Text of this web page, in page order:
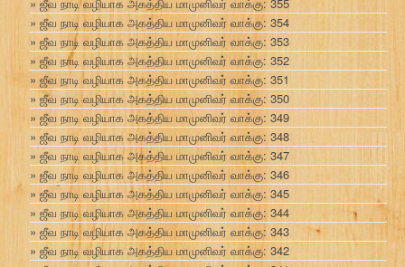
ஜீவ நாடி வழியாக அகத்திய மாமுனிவர் வாக்கு: 354
ஜீவ நாடி வழியாக அகத்திய மாமுனிவர் வாக்கு: 353
ஜீவ நாடி வழியாக அகத்திய மாமுனிவர் வாக்கு: 352
ஜீவ நாடி வழியாக அகத்திய மாமுனிவர் வாக்கு: 351
ஜீவ நாடி வழியாக அகத்திய மாமுனிவர் வாக்கு: 350
ஜீவ நாடி வழியாக அகத்திய மாமுனிவர் வாக்கு: 349
ஜீவ நாடி வழியாக அகத்திய மாமுனிவர் வாக்கு: 348
ஜீவ நாடி வழியாக அகத்திய மாமுனிவர் வாக்கு: 347
ஜீவ நாடி வழியாக அகத்திய மாமுனிவர் வாக்கு: 346
ஜீவ நாடி வழியாக அகத்திய மாமுனிவர் வாக்கு: 345
ஜீவ நாடி வழியாக அகத்திய மாமுனிவர் வாக்கு: 344
ஜீவ நாடி வழியாக அகத்திய மாமுனிவர் வாக்கு: 343
ஜீவ நாடி வழியாக அகத்திய மாமுனிவர் வாக்கு: 342